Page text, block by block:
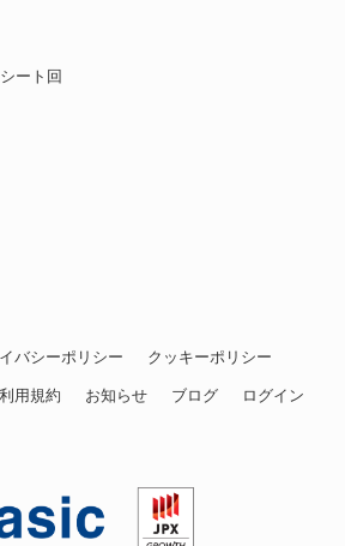
ート回
バシーポリシー クッキーポリシー
用規約 お知らせ ブログ ログイン